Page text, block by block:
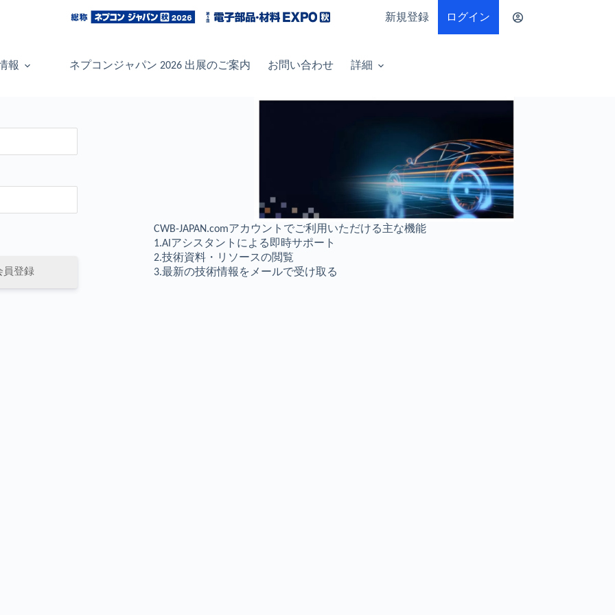
新規登録 ログイン
報 ネプコンジャパン 2026 出展のご案内 お問い合わせ 詳細
員登録
CWB-JAPAN.comアカウントでご利用いただける主な機能
1.AIアシスタントによる即時サポート
2.技術資料・リソースの閲覧
3.最新の技術情報をメールで受け取る